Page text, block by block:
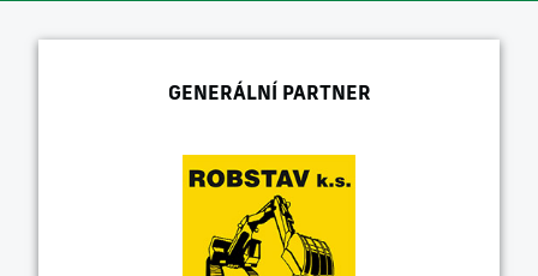
GENERÁLNÍ PARTNER